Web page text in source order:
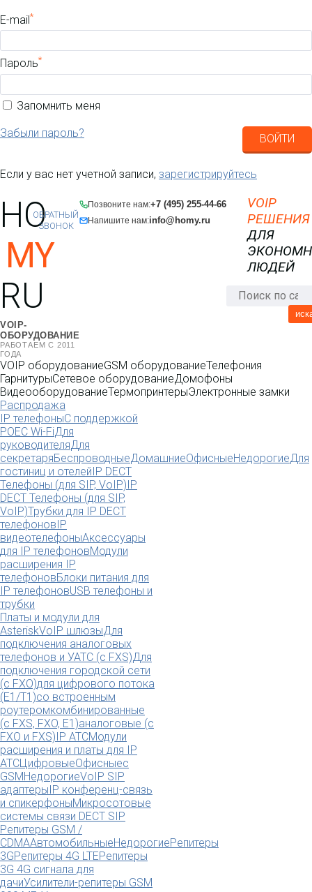
E-mail *
Пароль*
Запомнить меня
Забыли пароль? ВОЙТИ
Если у вас нет учетной записи, зарегистрируйтесь
HO
MY
RU
VOIP-
ОБОРУДОВАНИЕ
РАБОТАЕМ С 2011
ГОДА
Позвоните нам:+7 (495) 255-44-66
Напишите нам:info@homy.ru
ОБРАТНЫЙ
ЗВОНОК
VOIP
РЕШЕНИЯ
ДЛЯ
ЛЮДЕЙ
VOIP оборудованиеGSM оборудованиеТелефония
ГарнитурыСетевое оборудованиеДомофоны
ВидеооборудованиеТермопринтерыЭлектронные замки
Распродажа
IP телефоныС поддержкой
POEC Wi-FiДля
руководителяДля
секретаряБеспроводныеДомашниеОфисныеНедорогиеДля
гостиниц и отелейIP DECT
Телефоны (для SIP, VoIP)IP
DECT Телефоны (для SIP,
VoIP)Трубки для IP DECT
телефоновIP
видеотелефоныАксессуары
для IP телефоновМодули
расширения IP
телефоновБлоки питания для
IP телефоновUSB телефоны и
трубки
Платы и модули для
AsteriskVoIP шлюзыДля
подключения аналоговых
телефонов и УАТС (с FXS)Для
подключения городской сети
(с FXO)для цифрового потока
(E1/T1)со встроенным
роутеромкомбинированные
(c FXS, FXO, E1)аналоговые (с
FXO и FXS)IP АТСМодули
расширения и платы для IP
АТСЦифровыеОфисныес
GSMНедорогиеVoIP SIP
адаптерыIP конференц-связь
и спикерфоныМикросотовые
системы связи DECT SIP
Репитеры GSM /
CDMAАвтомобильныеНедорогиеРепитеры
3GРепитеры 4G LTEРепитеры
3G 4G сигнала для
дачиУсилители-репитеры GSM